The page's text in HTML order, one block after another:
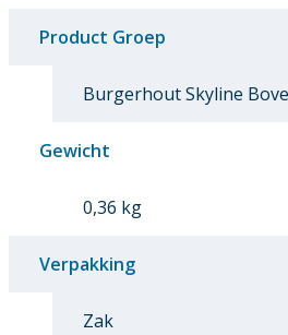
Product Groep
Burgerhout Skyline
Gewicht
0,36 kg
Verpakking
Zak